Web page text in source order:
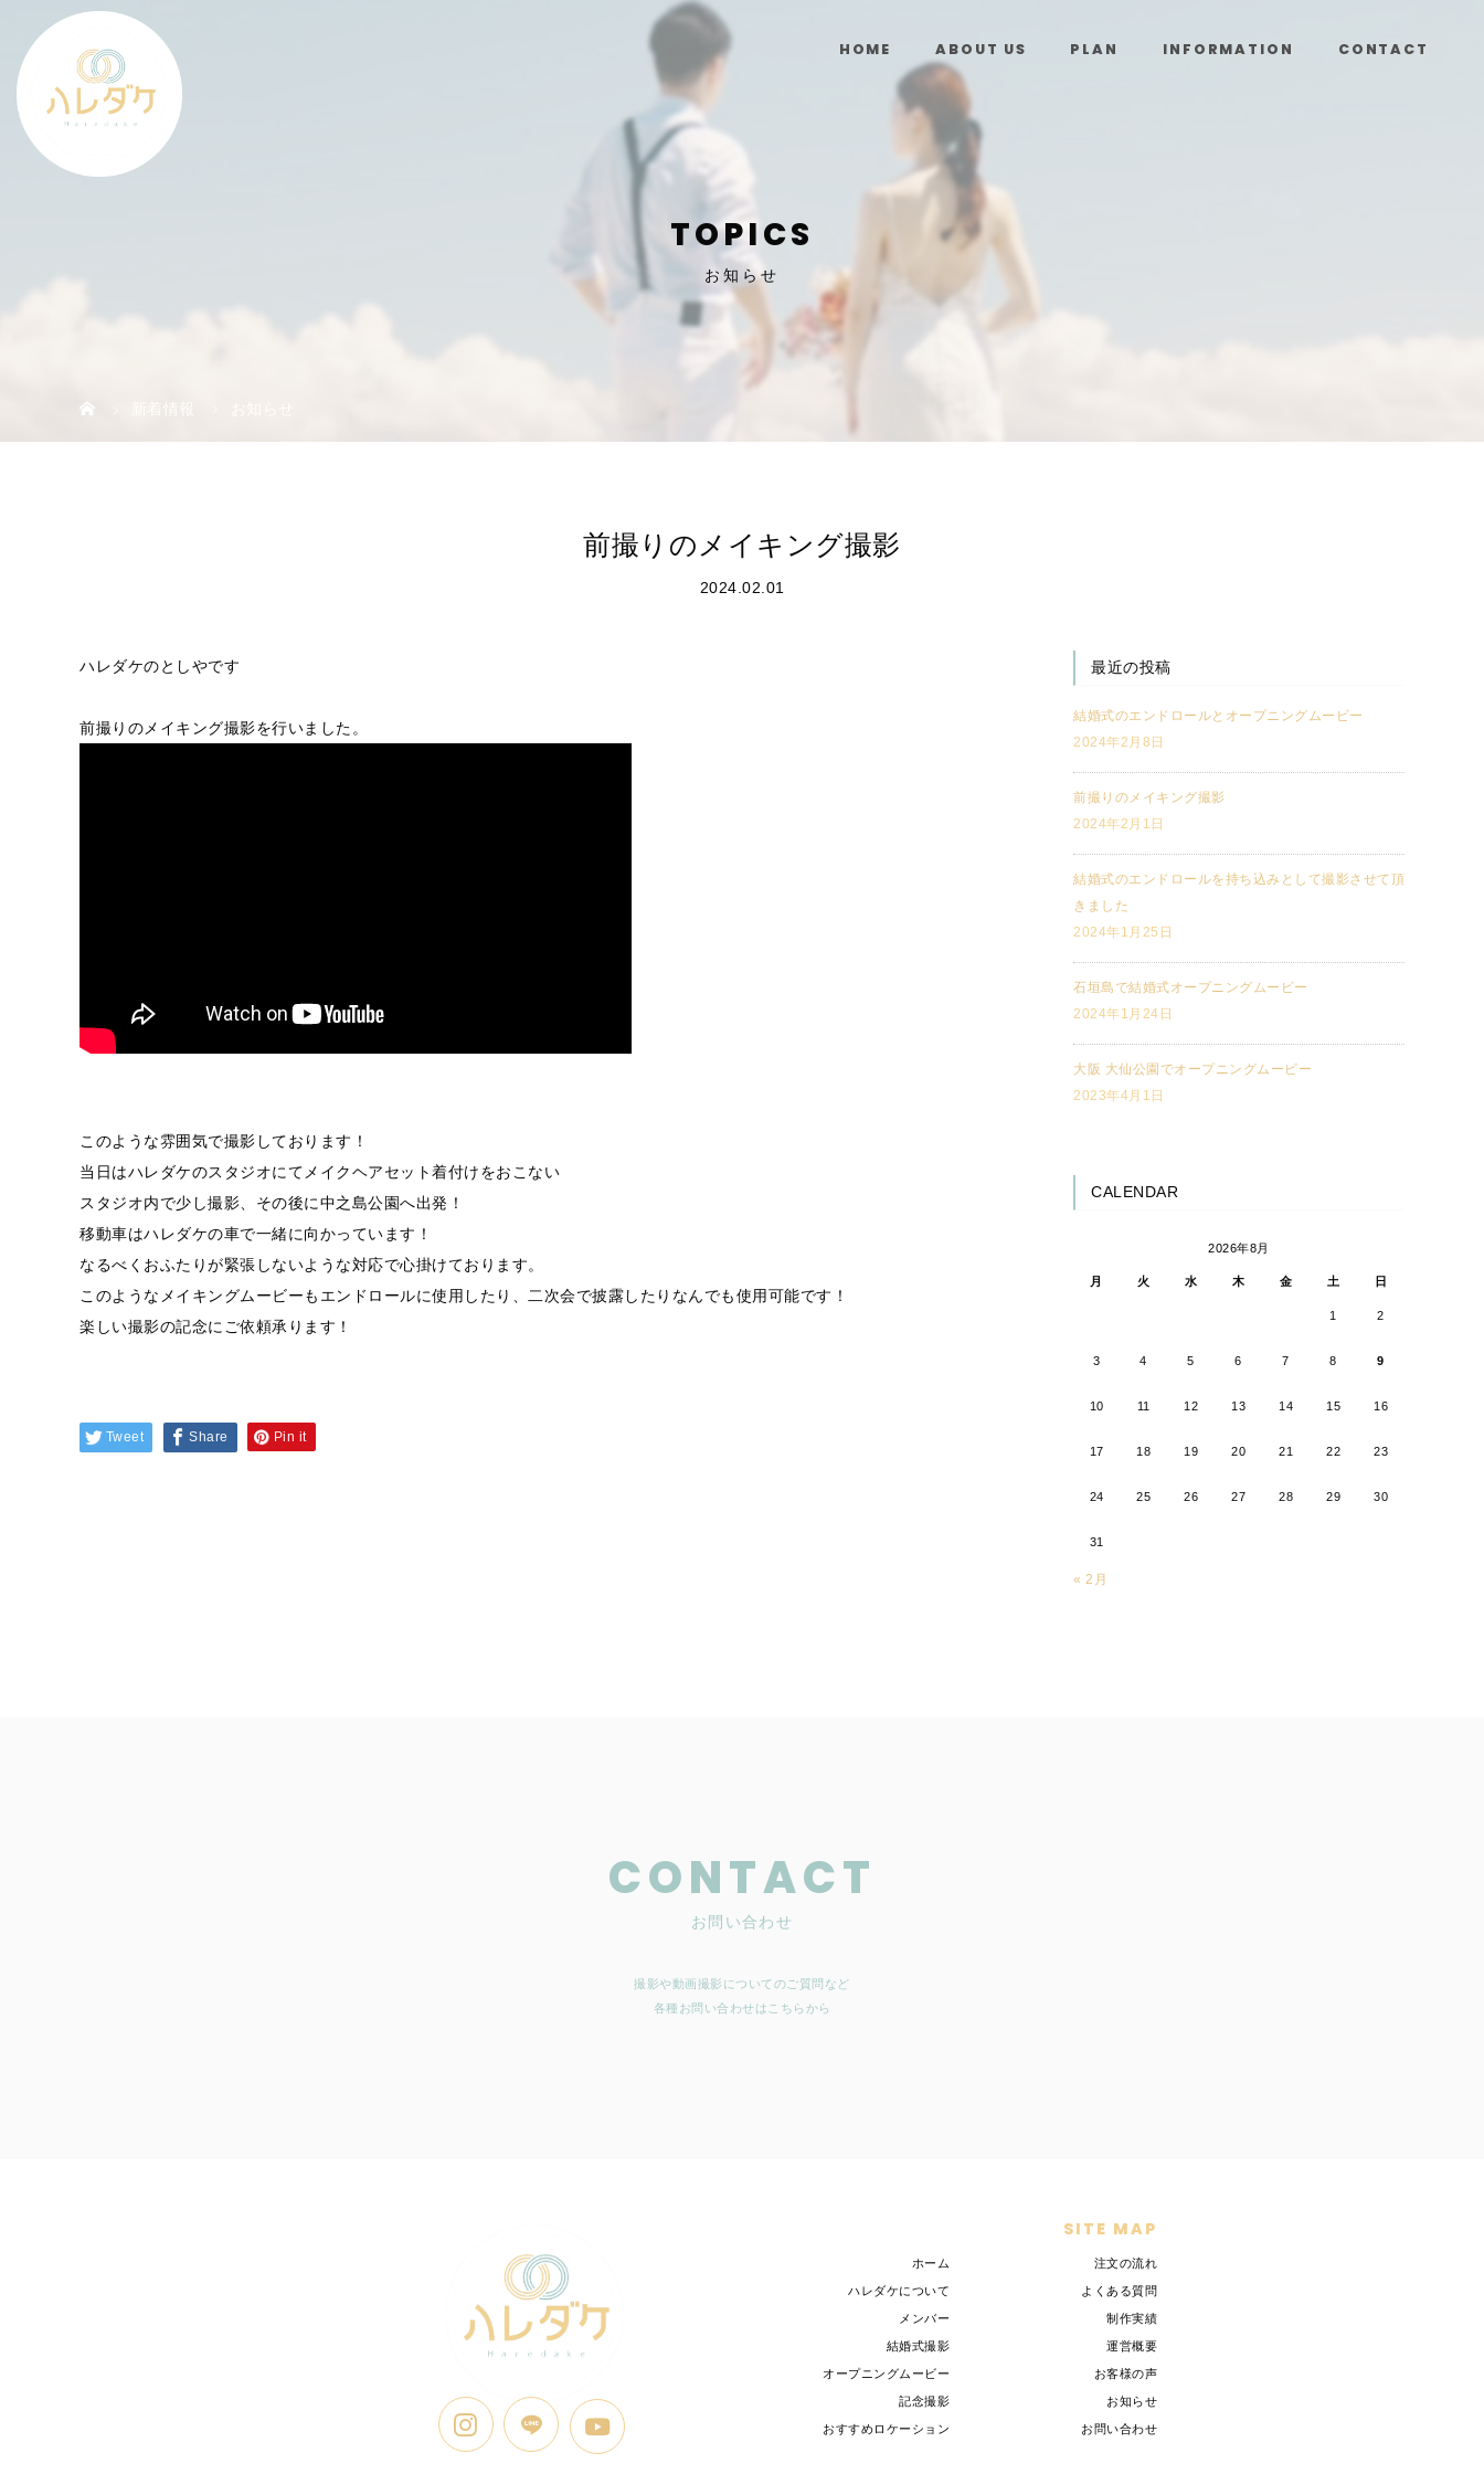
HOME ABOUT US PLAN INFORMATION CONTACT
TOPICS
お知らせ
新着情報
前撮りのメイキング撮影
2024.02.01
ハレダケのとしやです
前撮りのメイキング撮影を行いました。
このような雰囲気で撮影しております！
当日はハレダケのスタジオにてメイクヘアセット着付けをおこない
スタジオ内で少し撮影、その後に中之島公園へ出発！
移動車はハレダケの車で一緒に向かっています！
なるべくおふたりが緊張しないような対応で心掛けております。
このようなメイキングムービーもエンドロールに使用したり、二次会で披露したりなんでも使用可能です！
楽しい撮影の記念にご依頼承ります！
Tweet Share Pin it
最近の投稿
結婚式のエンドロールとオープニングムービー
2024年2月8日
前撮りのメイキング撮影
2024年2月1日
結婚式のエンドロールを持ち込みとして撮影させて頂
きました
2024年1月25日
石垣島で結婚式オープニングムービー
2024年1月24日
大阪 大仙公園でオープニングムービー
2023年4月1日
CALENDAR
2026年8月
月 火 水 木 金 土 日
1 2
3 4 5 6 7 8 9
10 11 12 13 14 15 16
17 18 19 20 21 22 23
24 25 26 27 28 29 30
31
« 2月
CONTACT
お問い合わせ
撮影や動画撮影についてのご質問など
各種お問い合わせはこちらから
SITE MAP
ホーム
ハレダケについて
メンバー
結婚式撮影
オープニングムービー
記念撮影
おすすめロケーション
注文の流れ
よくある質問
制作実績
運営概要
お客様の声
お知らせ
お問い合わせ